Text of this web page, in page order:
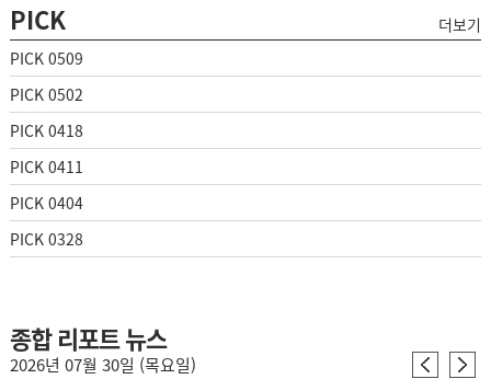
PICK
더보기
PICK 0509
PICK 0502
PICK 0418
PICK 0411
PICK 0404
PICK 0328
종합 리포트 뉴스
2026년 07월 30일 (목요일)